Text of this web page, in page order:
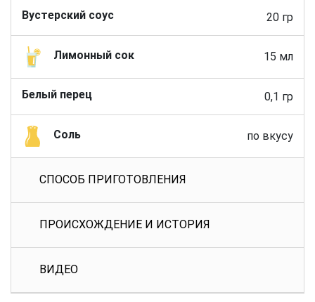
Вустерский соус 20 гр
Лимонный сок 15 мл
Белый перец 0,1 гр
Соль по вкусу
СПОСОБ ПРИГОТОВЛЕНИЯ
ПРОИСХОЖДЕНИЕ И ИСТОРИЯ
ВИДЕО